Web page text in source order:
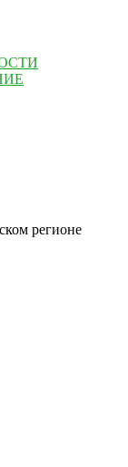
регионе